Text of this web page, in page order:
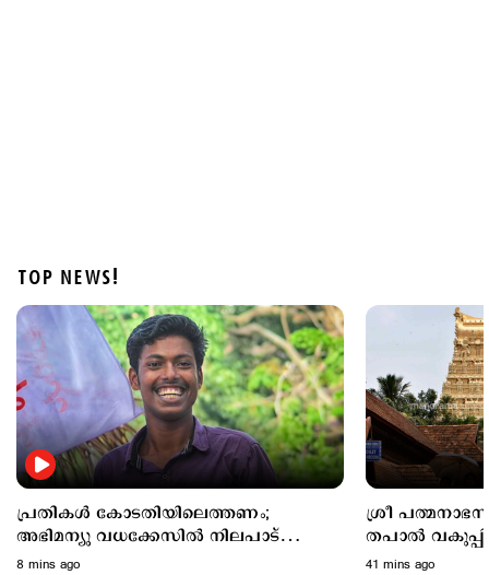
Kuttapathram
പത്തനംതിട്ടയില്‍ പത്താം ക്ലാസുകാരിയെ പീ‍ഡിപ്പിച്ചു;
പിതാവടക്കം ഏഴ് പ്രതികള്‍
1 hour ago
TOP NEWS!
പ്രതികള്‍ കോടതിയിലെത്തണം;
അഭിമന്യു വധക്കേസില്‍ നിലപാട്
കടുപ്പിച്ച് കോടതി
8 mins ago
ശ്രീ
തപാല്‍
മുദ്രയും കവറും
41 mins ago